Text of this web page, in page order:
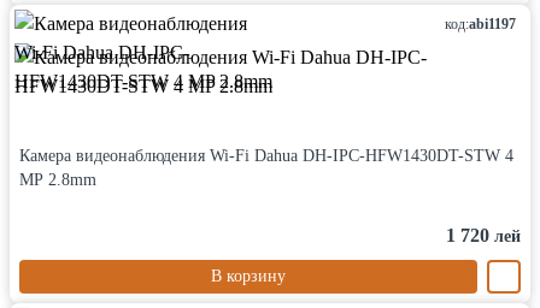
код:abi1197
Камера видеонаблюдения Wi-Fi Dahua DH-IPC-HFW1430DT-STW 4
MP 2.8mm
1 720 лей
В корзину